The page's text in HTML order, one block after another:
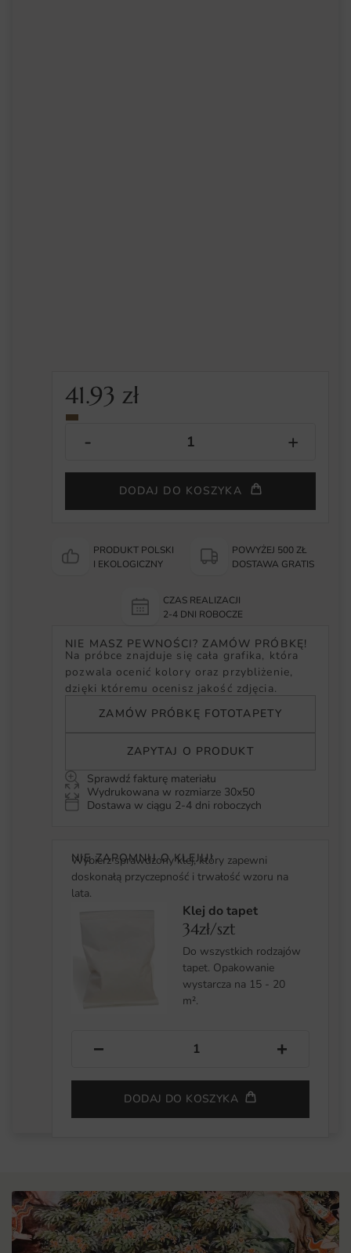
41.93zł
DODAJ DO KOSZYKA
PRODUKT POLSKI
I EKOLOGICZNY
POWYŻEJ 500 ZŁ
DOSTAWA GRATIS
CZAS REALIZACJI
2-4 DNI ROBOCZE
NIE MASZ PEWNOŚCI? ZAMÓW PRÓBKĘ!
Na próbce znajduje się cała grafika, która
pozwala ocenić kolory oraz przybliżenie,
dzięki któremu ocenisz jakość zdjęcia.
ZAMÓW PRÓBKĘ FOTOTAPETY
ZAPYTAJ O PRODUKT
Sprawdź fakturę materiału
Wydrukowana w rozmiarze 30x50
Dostawa w ciągu 2-4 dni roboczych
NIE ZAPOMNIJ O KLEJU!
Wybierz sprawdzony klej, który zapewni
doskonałą przyczepność i trwałość wzoru na
lata.
Klej do tapet
34zł/szt
Do wszystkich rodzajów
tapet. Opakowanie
wystarcza na 15 - 20
m².
− +
DODAJ DO KOSZYKA